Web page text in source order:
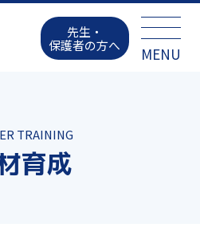
先生・
保護者の方へ
TRAINING
育成